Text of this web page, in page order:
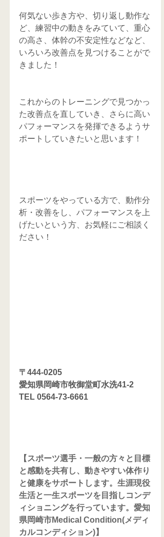
何気ない歩き方や、切り返し動作な
ど、練習中の動きをみていて、重心
の高さ、体幹の不安定性などなど、
いろいろ改善点を見つけることがで
きました！
これからのトレーニングで見つかっ
た改善点を直していき、さらに高い
パフォーマンスを発揮できるようサ
ポートしていきたいと思います！
スポーツをやっている方で、動作分
析・改善をし、パフォーマンスを上
げたいという方、お気軽にご相談く
ださい！
〒444-0205
愛知県岡崎市牧御堂町水洗41-2
TEL 0564-73-6661
【スポーツ選手・一般の方々と目標
と感動を共有し、動きやすい体作り
と健康をサポートします。生涯現役
生活と一生スポーツを目指しコンデ
ィショニングを行っています。愛知
県岡崎市Medical Condition(メディ
カルコンディション)】